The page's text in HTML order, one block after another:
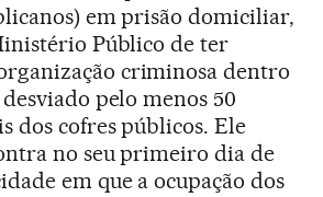
em prisão domiciliar,
Público de ter
criminosa dentro
pelo menos 50
dos cofres públicos. Ele
no seu primeiro dia de
em que a ocupação dos